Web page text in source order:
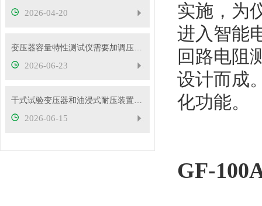
2026-04-20
变压器容量特性测试仪需要加调压器吗？
2026-06-23
干式试验变压器和油浸式耐压装置有什么区别？
2026-06-15
实施，为
进入智能
回路电阻
设计而成
化功能。
GF-